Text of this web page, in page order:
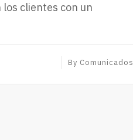
clientes con un
By Comunicados